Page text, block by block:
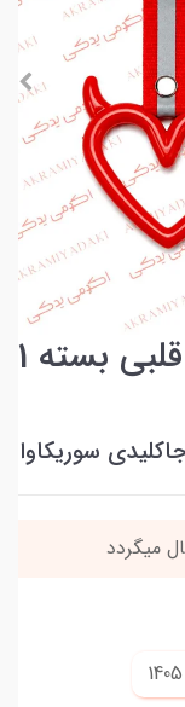
جا کلیدی سوریکاوا مدل قلبی بسته 1
سوریکاوا
میگردد